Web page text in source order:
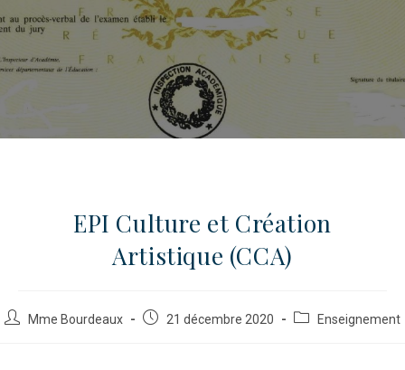
EPI Culture et Création
Artistique (CCA)
Mme Bourdeaux 21 décembre 2020 Enseignement